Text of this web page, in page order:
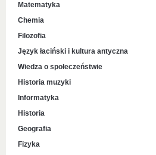
Matematyka
Chemia
Filozofia
Język łaciński i kultura antyczna
Wiedza o społeczeństwie
Historia muzyki
Informatyka
Historia
Geografia
Fizyka